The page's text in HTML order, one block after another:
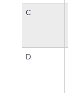
C
D